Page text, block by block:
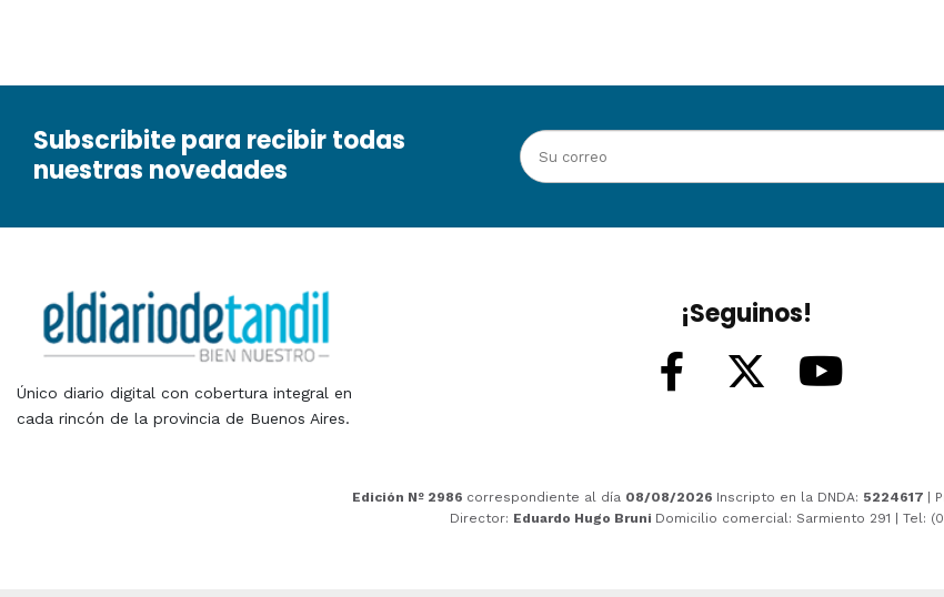
Subscribite para recibir todas
nuestras novedades
Único diario digital con cobertura integral en
cada rincón de la provincia de Buenos Aires.
¡Seguinos!
Edición Nº 2986 correspondiente al día 08/08/2026 Inscripto en la DNDA: 5224617 |
Director: Eduardo Hugo Bruni Domicilio comercial: Sarmiento 291 | Tel: